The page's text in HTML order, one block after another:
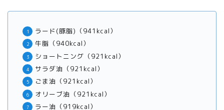
ラード(豚脂)（941kcal）
牛脂（940kcal）
ショートニング（921kcal）
サラダ油（921kcal）
ごま油（921kcal）
オリーブ油（921kcal）
ラー油（919kcal）